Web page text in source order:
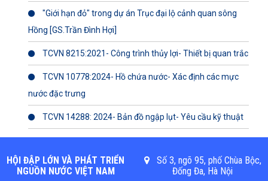
"Giới hạn đỏ" trong dự án Trục đại lộ cảnh quan sông
Hồng [GS.Trần Đình Hợi]
TCVN 8215:2021- Công trình thủy lợi- Thiết bị quan trắc
TCVN 10778:2024- Hồ chứa nước- Xác định các mực
nước đặc trưng
TCVN 14288: 2024- Bản đồ ngập lụt- Yêu cầu kỹ thuật
HỘI ĐẬP LỚN VÀ PHÁT TRIỂN
NGUỒN NƯỚC VIỆT NAM
Số 3, ngõ 95, phố Chùa Bộc,
Đống Đa, Hà Nội